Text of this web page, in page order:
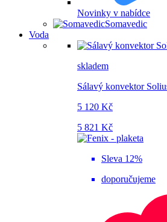
Novinky v nabídce
Somavedic
Voda
skladem
Sálavý konvektor
5 120 Kč
5 821 Kč
Sleva 12%
doporučujeme